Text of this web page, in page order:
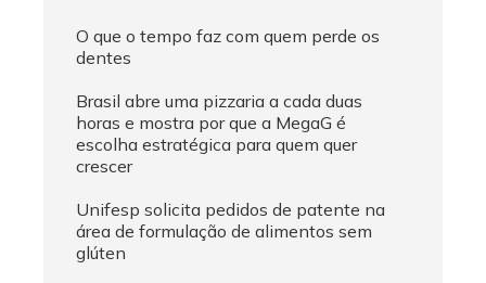
O que o tempo faz com quem perde os
dentes
Brasil abre uma pizzaria a cada duas
horas e mostra por que a MegaG é
escolha estratégica para quem quer
crescer
Unifesp solicita pedidos de patente na
área de formulação de alimentos sem
glúten